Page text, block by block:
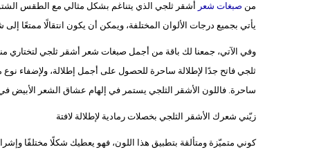
من صبغات شعر أشقر ثلجي الذي يتناغم بشكل مثالي مع الطقس
يأتي بجميع درجات الألوان المختلفة، ويمكن أن يكون انتقالًا ممتعًا
وفي الآتي، جمعنا لك باقة من أجمل صبغات شعر أشقر ثلجي لتختاري
ثلجي فاتح جدًا لإطلالة ساحرة للحصول على أجمل إطلالة، ولإضفاء نوع
ساحرة. فاللون الأشقر الثلجي يستمر في إلهام عشاق الشعر الأبيض في
زيّني شعرك الأشقر الثلجي بخصلات رمادية لإطلالة لافتة
كوني متميّزة ومتألقة بتطبيق هذا اللون، فهو يعطيك شكلًا مختلفًا